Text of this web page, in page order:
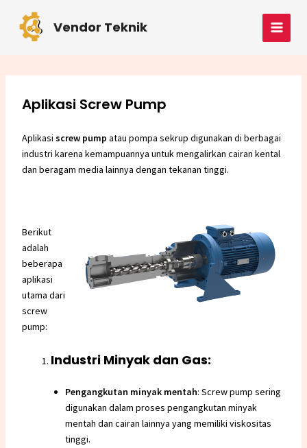
content
Vendor Teknik
MAIN
Aplikasi Screw Pump
Aplikasi screw pump atau pompa sekrup digunakan di berbagai
industri karena kemampuannya untuk mengalirkan cairan kental
dan beragam media lainnya dengan tekanan tinggi.
Berikut
adalah
beberapa
aplikasi
utama dari
screw
pump:
Industri Minyak dan Gas:
Pengangkutan minyak mentah: Screw pump sering
digunakan dalam proses pengangkutan minyak
mentah dan cairan lainnya yang memiliki viskositas
tinggi.
navigation